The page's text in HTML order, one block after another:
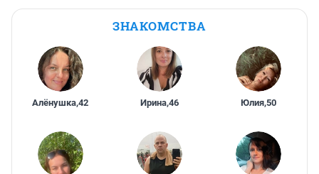
ЗНАКОМСТВА
Алёнушка,42 Ирина,46 Юлия,50